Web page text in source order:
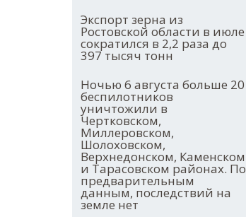
Экспорт зерна из
Ростовской области в июле
сократился в 2,2 раза до
397 тысяч тонн
Ночью 6 августа больше 20
беспилотников
уничтожили в
Чертковском,
Миллеровском,
Шолоховском,
Верхнедонском, Каменском
и Тарасовском районах. По
предварительным
данным, последствий на
земле нет